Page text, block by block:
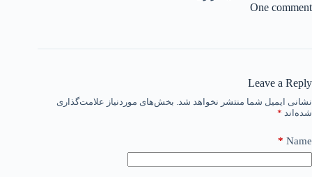
One comment
Leave a Reply
نشانی ایمیل شما منتشر نخواهد شد. بخش‌های موردنیاز علامت‌گذاری
شده‌اند *
Name
*